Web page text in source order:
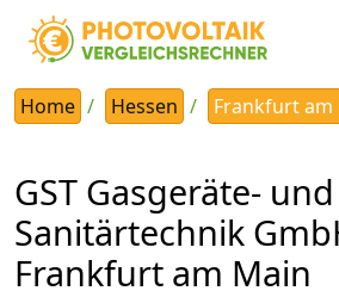
Home Hessen Frankfurt am
GST Gasgeräte- und
Sanitärtechnik
Frankfurt am Main